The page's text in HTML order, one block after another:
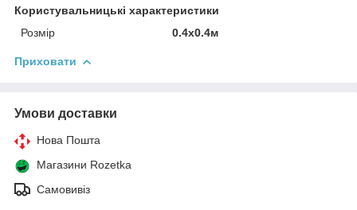
Користувальницькі характеристики
Розмір
0.4x0.4м
Приховати
Умови доставки
Нова Пошта
Магазини Rozetka
Самовивіз